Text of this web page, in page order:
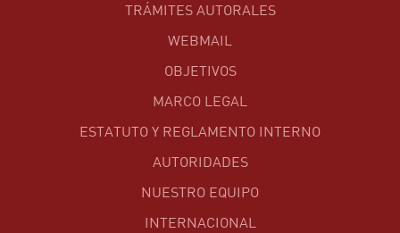
TRÁMITES AUTORALES
WEBMAIL
OBJETIVOS
MARCO LEGAL
ESTATUTO Y REGLAMENTO INTERNO
AUTORIDADES
NUESTRO EQUIPO
INTERNACIONAL